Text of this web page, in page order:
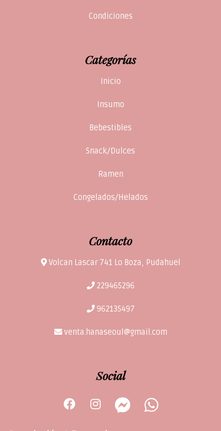
Condiciones
Categorías
Inicio
Insumo
Bebestibles
Snack/Dulces
Ramen
Congelados/Helados
Contacto
Volcan Lascar 741 Lo Boza, Pudahuel
229465296
962135497
venta.hanaseoul@gmail.com
Social